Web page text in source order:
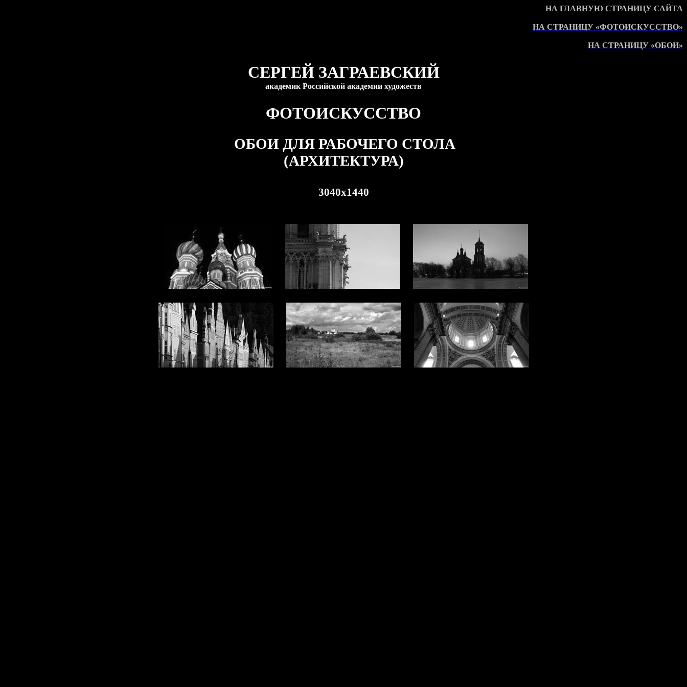
НА ГЛАВНУЮ СТРАНИЦУ САЙТА
НА СТРАНИЦУ «ФОТОИСКУССТВО»
НА СТРАНИЦУ «ОБОИ»
СЕРГЕЙ ЗАГРАЕВСКИЙ
академик Российской академии художеств
ФОТОИСКУССТВО
ОБОИ ДЛЯ РАБОЧЕГО СТОЛА
(АРХИТЕКТУРА)
3040x1440